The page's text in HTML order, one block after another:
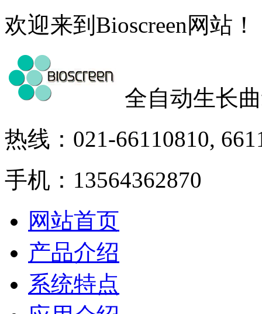
欢迎来到Bioscreen网站！
全自动生长
热线：021-66110810,
手机：13564362870
网站首页
产品介绍
系统特点